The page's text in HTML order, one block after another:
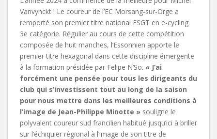
Vanvynckt ! Le coureur de l’EC Morsang-sur-Orge a
remporté son premier titre national FSGT en e-cycling
3e catégorie. Régulier au cours de cette compétition
composée de huit manches, l’Essonnien apporte le
premier titre hexagonal dans cette discipline émergente
à la formation présidée par Felipe N’So. « J’ai
forcément une pensée pour tous les dirigeants du
club qui s’investissent tout au long de la saison
pour nous mettre dans les meilleures conditions à
l’image de Jean-Philippe Minotte » souligne le
polyvalent coureur sud francilien habitué jusqu’ici à briller
sur l’échiquier régional à l’image de son titre de